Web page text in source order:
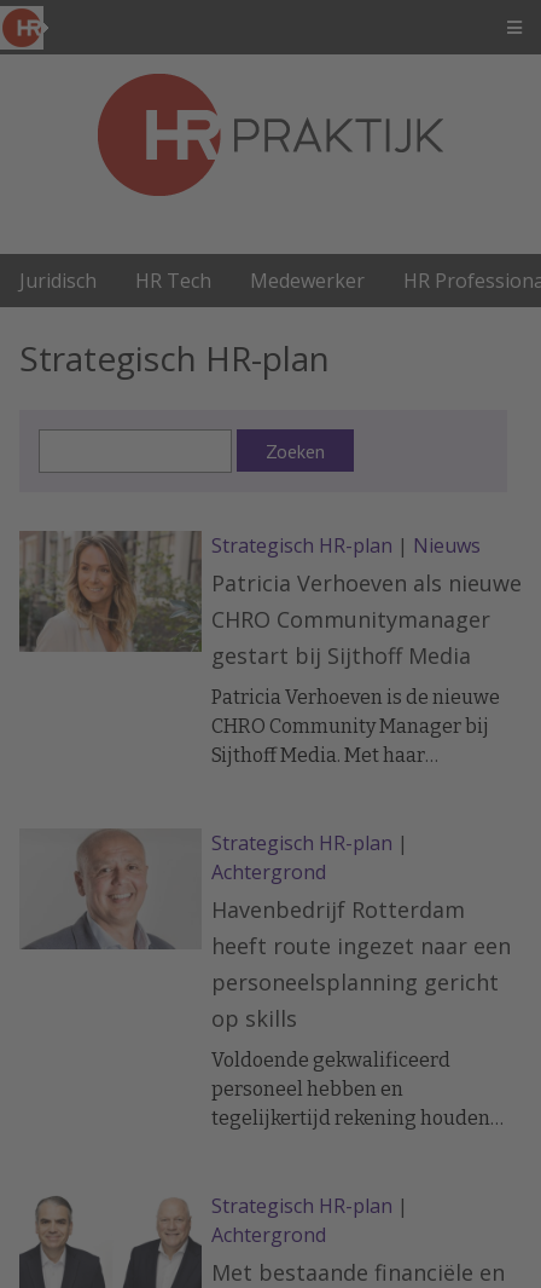
Juridisch HR Tech Medewerker HR
Strategisch HR-plan
Zoeken
Strategisch HR-plan | Nieuws
Patricia Verhoeven als nieuwe
CHRO Communitymanager
gestart bij Sijthoff Media
Patricia Verhoeven is de nieuwe
CHRO Community Manager bij
Sijthoff Media. Met haar
organiseren van inspirerende C-
levelevents, wil ze de CHRO
Community verder versterken en
waardevolle verbindingen
creëren, met CHRO Day als
hoogtepunt in 2025.
Strategisch HR-plan |
Achtergrond
Havenbedrijf Rotterdam
heeft route ingezet naar een
personeelsplanning gericht
op skills
Voldoende gekwalificeerd
personeel hebben en
tegelijkertijd rekening houden
turbulente tijd, en de HR-missie
van Albert Spencer bij
Havenbedrijf Rotterdam
Strategisch HR-plan |
Achtergrond
Met bestaande financiële en